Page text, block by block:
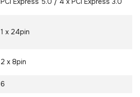
1 х 24pin
2 х 8pin
6